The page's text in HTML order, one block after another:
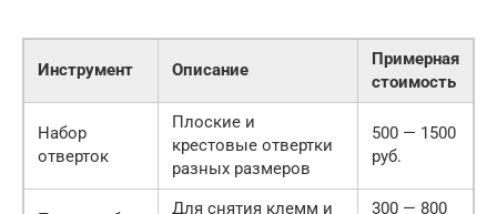
Инструмент Описание
Примерная
стоимость
Набор
отверток
Плоские и
крестовые отвертки
разных размеров
500 — 1500
руб.
Для снятия клемм и
300 — 800